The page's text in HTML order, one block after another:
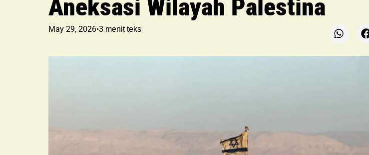
Aneksasi Wilayah Palestina
May 29, 2026•3 menit teks